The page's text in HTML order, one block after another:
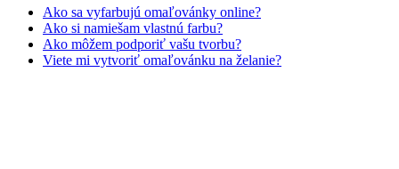
Ako sa vyfarbujú omaľovánky online?
Ako si namiešam vlastnú farbu?
Ako môžem podporiť vašu tvorbu?
Viete mi vytvoriť omaľovánku na želanie?